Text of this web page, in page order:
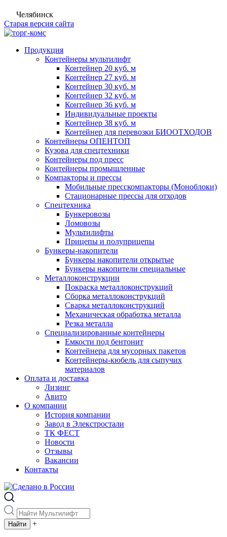
Челябинск
Старая версия сайта
Продукция
Контейнеры мультилифт
Контейнер 20 куб. м
Контейнер 27 куб. м
Контейнер 30 куб. м
Контейнер 32 куб. м
Контейнер 36 куб. м
Индивидуальные проекты
Контейнер 38 куб. м
Контейнер для перевозки БИООТХОДОВ
Контейнеры ОПЕНТОП
Кузова для спецтехники
Контейнеры под пресс
Контейнеры промышленные
Компакторы и прессы
Мобильные пресскомпакторы (Моноблоки)
Стационарные прессы для отходов
Спецтехника
Бункеровозы
Ломовозы
Мультилифты
Прицепы и полуприцепы
Бункеры-накопители
Бункеры накопители открытые
Бункеры накопители специальные
Металлоконструкции
Покраска металлоконструкций
Сборка металлоконструкций
Сварка металлоконструкций
Механическая обработка металла
Резка металла
Специализированные контейнеры
Емкости под бентонит
Контейнера для мусорных пакетов
Контейнеры-кюбель для сыпучих
материалов
Оплата и доставка
Лизинг
Авито
О компании
История компании
Завод в Элекстростали
ТК ФЕСТ
Новости
Отзывы
Вакансии
Контакты
+